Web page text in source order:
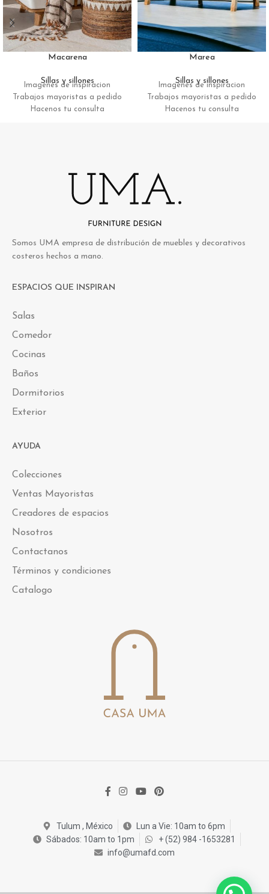
Macarena
Sillas y sillones
Imagenes de inspiracion
Trabajos mayoristas a pedido
Hacenos tu consulta
Marea
Sillas y sillones
Imagenes de inspiracion
Trabajos mayoristas a pedido
Hacenos tu consulta
Somos UMA empresa de distribución de muebles y decorativos
costeros hechos a mano.
ESPACIOS QUE INSPIRAN
Salas
Comedor
Cocinas
Baños
Dormitorios
Exterior
AYUDA
Colecciones
Ventas Mayoristas
Creadores de espacios
Nosotros
Contactanos
Términos y condiciones
Catalogo
Tulum , México
Lun a Vie: 10am to 6pm
Sábados: 10am to 1pm
+ (52) 984 -1653281
info@umafd.com